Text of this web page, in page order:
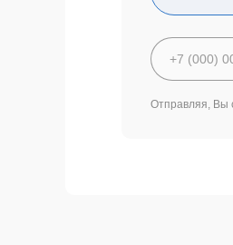
Отправляя, Вы